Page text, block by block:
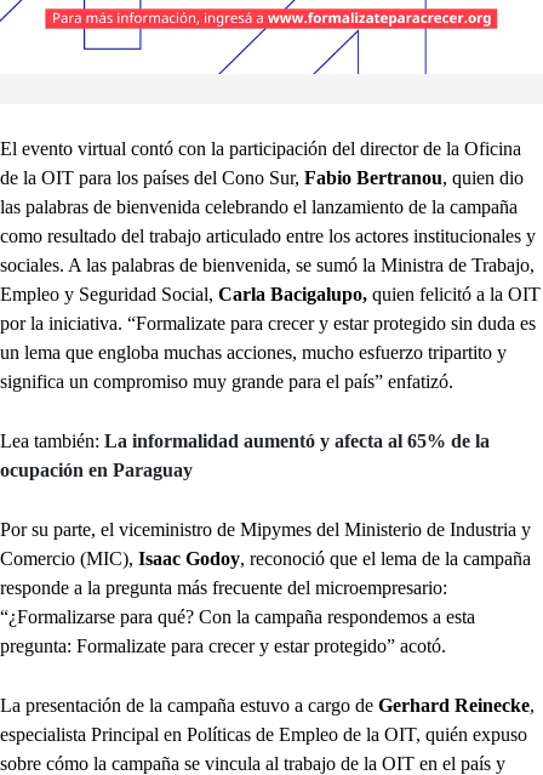
El evento virtual contó con la participación del director de la Oficina
de la OIT para los países del Cono Sur, Fabio Bertranou, quien dio
las palabras de bienvenida celebrando el lanzamiento de la campaña
como resultado del trabajo articulado entre los actores institucionales y
sociales. A las palabras de bienvenida, se sumó la Ministra de Trabajo,
Empleo y Seguridad Social, Carla Bacigalupo, quien felicitó a la OIT
por la iniciativa. “Formalizate para crecer y estar protegido sin duda es
un lema que engloba muchas acciones, mucho esfuerzo tripartito y
significa un compromiso muy grande para el país” enfatizó.
Lea también: La informalidad aumentó y afecta al 65% de la
ocupación en Paraguay
Por su parte, el viceministro de Mipymes del Ministerio de Industria y
Comercio (MIC), Isaac Godoy, reconoció que el lema de la campaña
responde a la pregunta más frecuente del microempresario:
“¿Formalizarse para qué? Con la campaña respondemos a esta
pregunta: Formalizate para crecer y estar protegido” acotó.
La presentación de la campaña estuvo a cargo de Gerhard Reinecke,
especialista Principal en Políticas de Empleo de la OIT, quién expuso
sobre cómo la campaña se vincula al trabajo de la OIT en el país y